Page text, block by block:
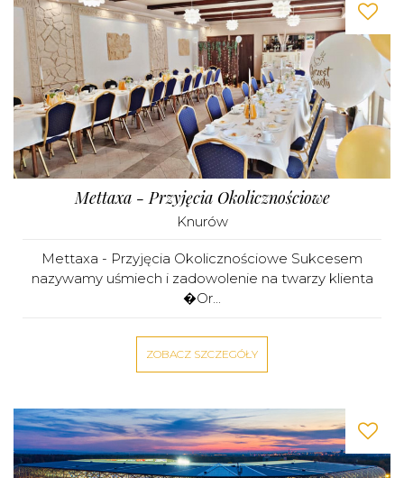
Mettaxa - Przyjęcia Okolicznościowe
Knurów
Mettaxa - Przyjęcia Okolicznościowe Sukcesem
nazywamy uśmiech i zadowolenie na twarzy klienta
�Or...
ZOBACZ SZCZEGÓŁY